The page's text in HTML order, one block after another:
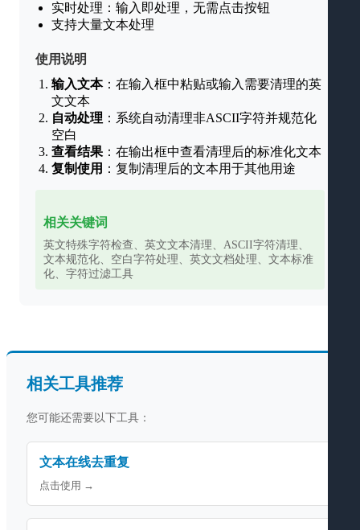
实时处理：输入即处理，无需点击按钮
支持大量文本处理
使用说明
输入文本：在输入框中粘贴或输入需要清理的英
文文本
自动处理 ：系统自动清理非ASCII字符并规范化
空白
查看结果 ：在输出框中查看清理后的标准化文本
复制使用 ：复制清理后的文本用于其他用途
相关关键词
英文特殊字符检查、英文文本清理、ASCII字符清理、
文本规范化、空白字符处理、英文文档处理、文本标准
化、字符过滤工具
相关工具推荐
您可能还需要以下工具：
文本在线去重复
点击使用 →